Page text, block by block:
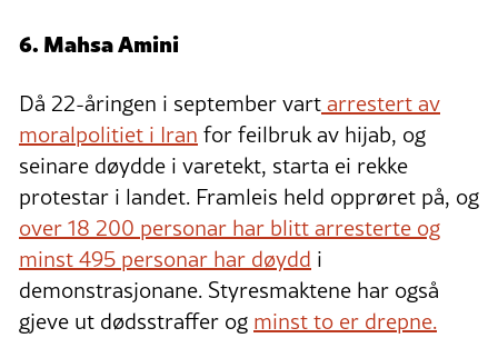
6. Mahsa Amini
Då 22-åringen i september vartarrestert av
moralpolitiet i Iran for feilbruk av hijab, og
seinare døydde i varetekt, starta ei rekke
protestar i landet. Framleis held opprøret på, og
over 18 200 personar har blitt arresterte og
minst 495 personar har døydd i
demonstrasjonane. Styresmaktene har også
gjeve ut dødsstraffer og minst to er drepne.